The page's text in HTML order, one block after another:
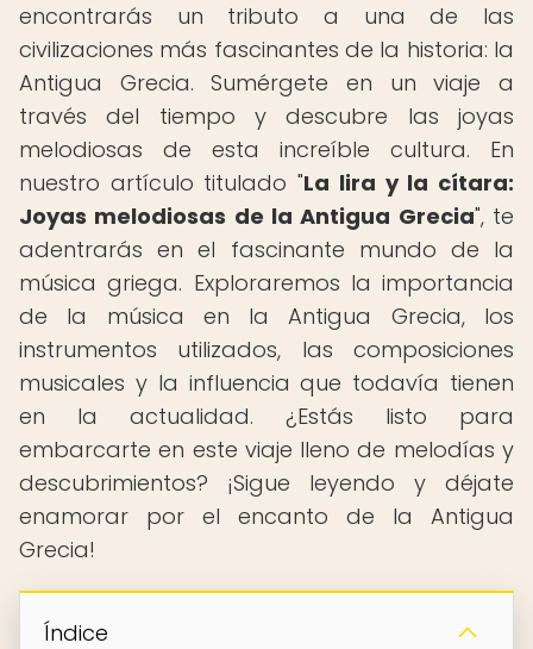
encontrarás un tributo a una de las
civilizaciones más fascinantes de la historia: la
Antigua Grecia. Sumérgete en un viaje a
través del tiempo y descubre las joyas
melodiosas de esta increíble cultura. En
nuestro artículo titulado "La lira y la cítara:
Joyas melodiosas de la Antigua Grecia", te
adentrarás en el fascinante mundo de la
música griega. Exploraremos la importancia
de la música en la Antigua Grecia, los
instrumentos utilizados, las composiciones
musicales y la influencia que todavía tienen
en la actualidad. ¿Estás listo para
embarcarte en este viaje lleno de melodías y
descubrimientos? ¡Sigue leyendo y déjate
enamorar por el encanto de la Antigua
Grecia!
Índice